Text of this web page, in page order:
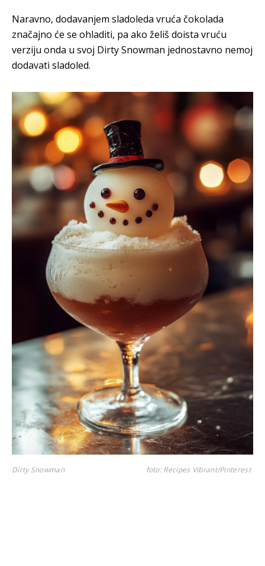
Naravno, dodavanjem sladoleda vruća čokolada
značajno će se ohladiti, pa ako želiš doista vruću
verziju onda u svoj Dirty Snowman jednostavno nemoj
dodavati sladoled.
Dirty Snowman foto: Recipes Vibrant/Pinterest